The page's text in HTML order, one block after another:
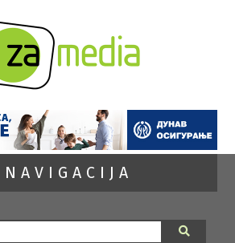
NAVIGACIJA